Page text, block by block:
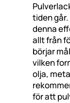
tiden
denna
allt från
börjar
vilken
olja,
för att